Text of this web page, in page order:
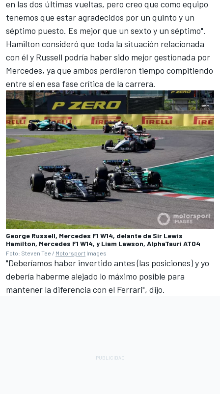
en las dos últimas vueltas, pero creo que como equipo
tenemos que estar agradecidos por un quinto y un
séptimo puesto. Es mejor que un sexto y un séptimo".
Hamilton consideró que toda la situación relacionada
con él y Russell podría haber sido mejor gestionada por
Mercedes, ya que ambos perdieron tiempo compitiendo
entre sí en esa fase crítica de la carrera.
George Russell, Mercedes F1 W14, delante de Sir Lewis
Hamilton, Mercedes F1 W14, y Liam Lawson, AlphaTauri AT04
Foto: Steven Tee / Motorsport Images
"Deberíamos haber invertido antes (las posiciones) y yo
debería haberme alejado lo máximo posible para
mantener la diferencia con el Ferrari", dijo.